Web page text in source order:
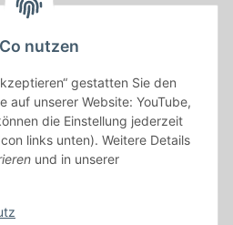
nutzen
gestatten Sie den
auf unserer Website: YouTube,
die Einstellung jederzeit
links unten). Weitere Details
und in unserer
sind Pflichtfelder.